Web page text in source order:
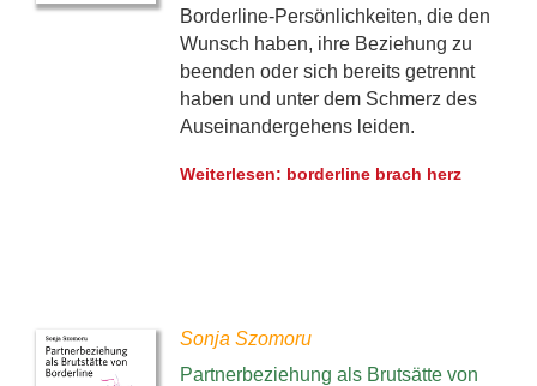
Borderline-Persönlichkeiten, die den
Wunsch haben, ihre Beziehung zu
beenden oder sich bereits getrennt
haben und unter dem Schmerz des
Auseinandergehens leiden.
Weiterlesen: borderline brach herz
Sonja Szomoru
Partnerbeziehung als Brutsätte von